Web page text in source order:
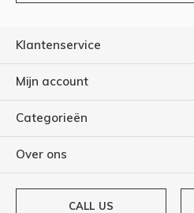
Klantenservice
Mijn account
Categorieën
Over ons
CALL US